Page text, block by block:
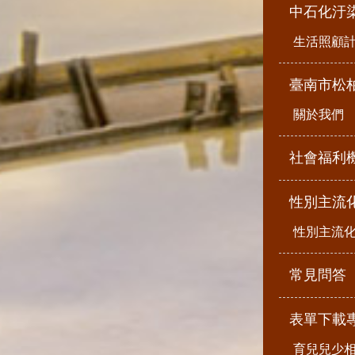
中石化汙
生活照顧
臺南市松
關於我們
社會福利
性別主流
性別主流
常見問答
表單下載
育兒兒少